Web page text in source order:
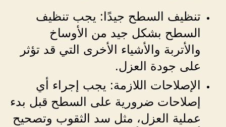
تنظيف السطح جيدًا: يجب تنظيف
السطح بشكل جيد من الأوساخ
والأتربة والأشياء الأخرى التي قد تؤثر
على جودة العزل.
الإصلاحات اللازمة: يجب إجراء أي
إصلاحات ضرورية على السطح قبل بدء
عملية العزل، مثل سد الثقوب وتصحيح